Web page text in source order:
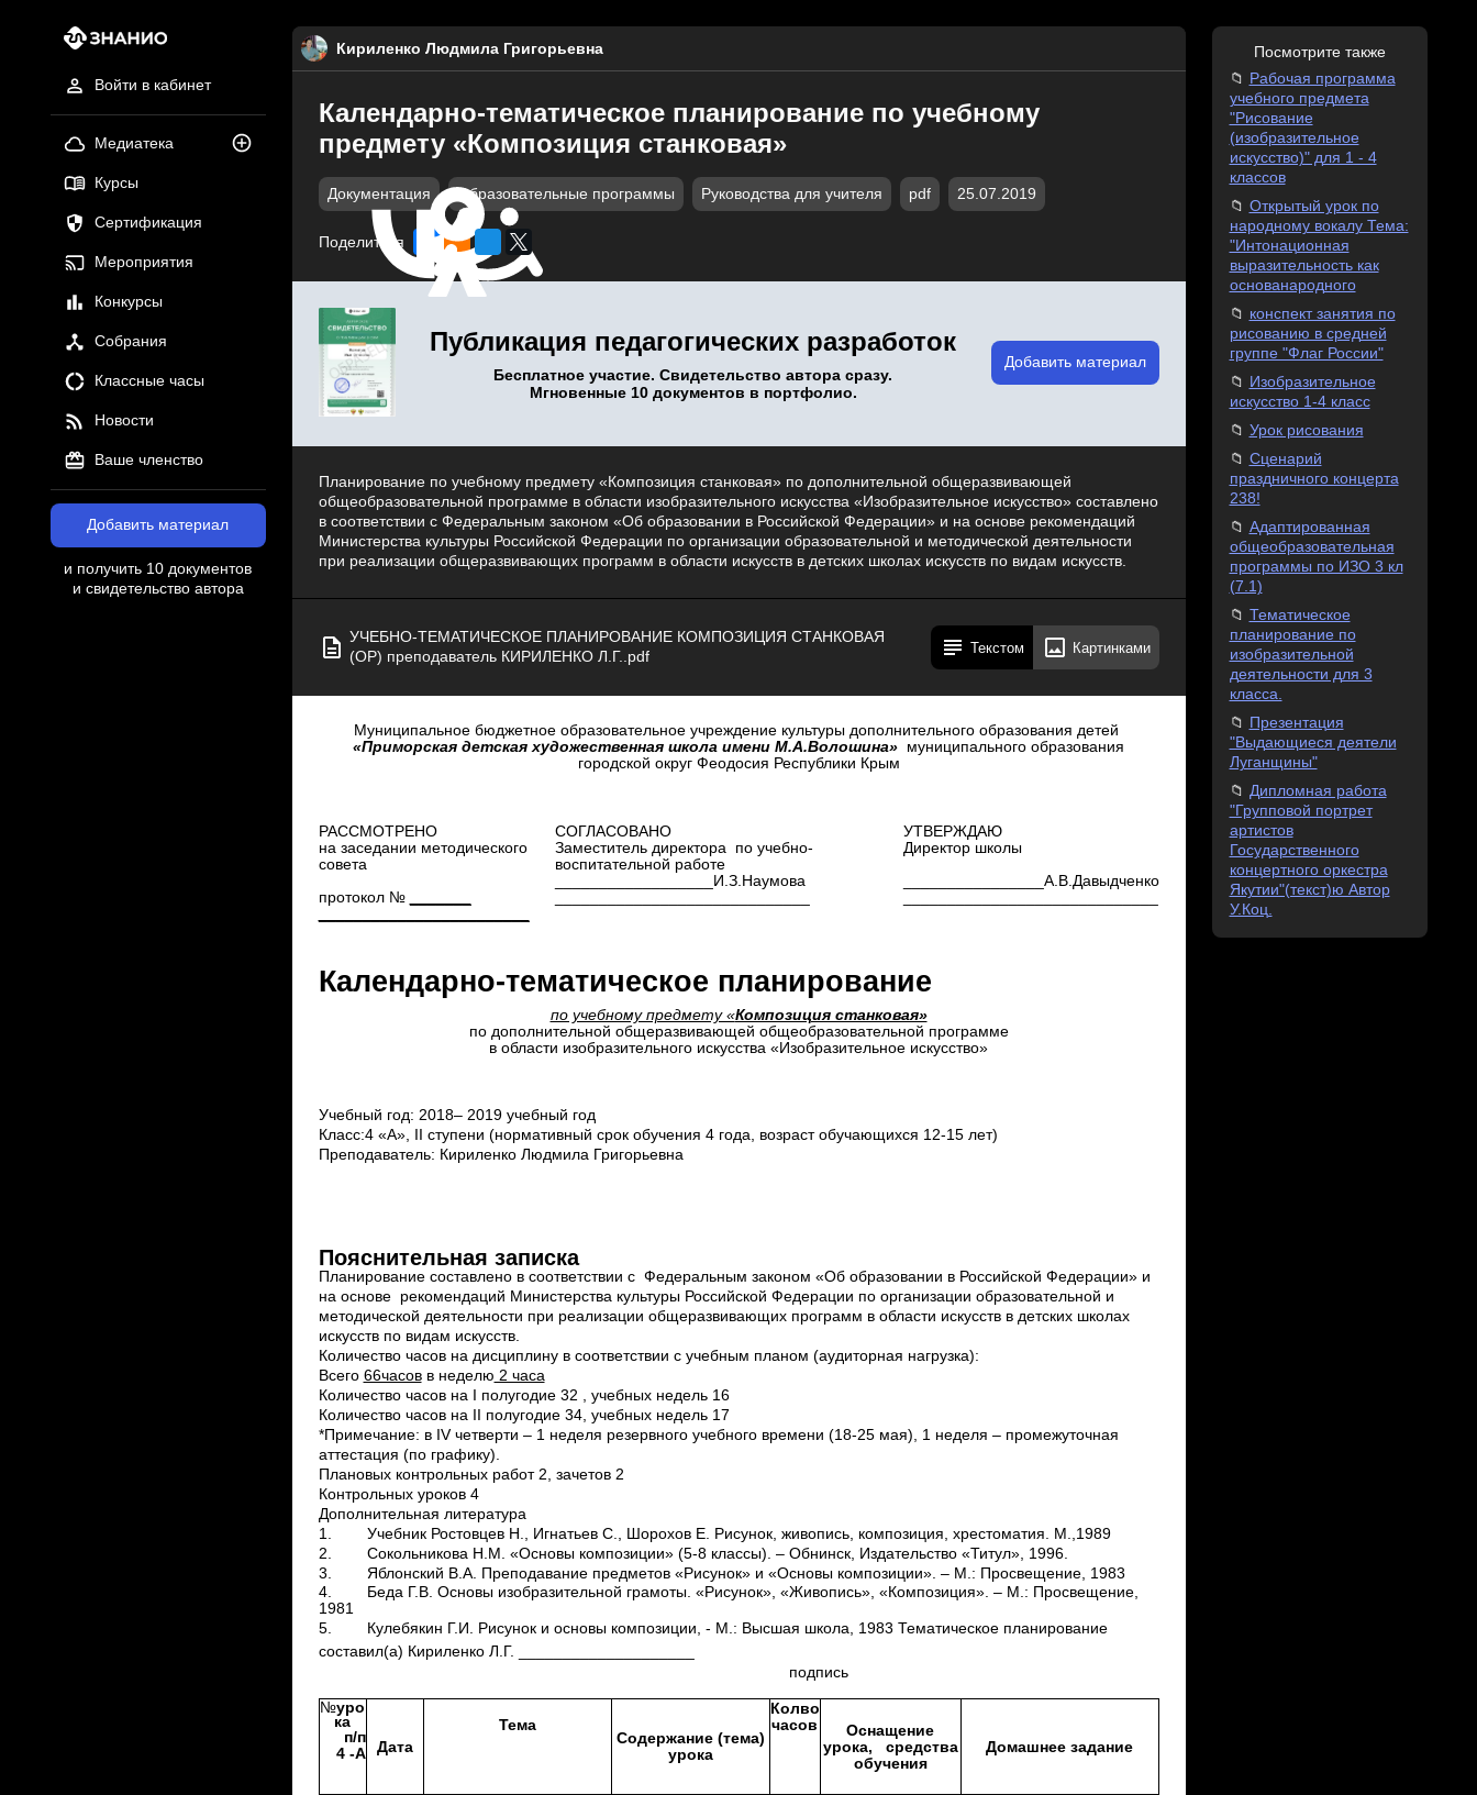
Войти в кабинет
Медиатека
Курсы
Сертификация
Мероприятия
Конкурсы
Собрания
Классные часы
Новости
Ваше членство
Добавить материал
и получить 10 документов
и свидетельство автора
Кириленко Людмила Григорьевна
Календарно-тематическое планирование по учебному
предмету «Композиция станковая»
Документация Образовательные программы Руководства для учителя pdf 25.07.2019
Поделиться
Публикация педагогических разработок
Бесплатное участие. Свидетельство автора сразу.
Мгновенные 10 документов в портфолио.
Добавить материал
Планирование по учебному предмету «Композиция станковая» по дополнительной общеразвивающей
общеобразовательной программе в области изобразительного искусства «Изобразительное искусство» составлено
в соответствии с Федеральным законом «Об образовании в Российской Федерации» и на основе рекомендаций
Министерства культуры Российской Федерации по организации образовательной и методической деятельности
при реализации общеразвивающих программ в области искусств в детских школах искусств по видам искусств.
УЧЕБНО-ТЕМАТИЧЕСКОЕ ПЛАНИРОВАНИЕ КОМПОЗИЦИЯ СТАНКОВАЯ
(ОР) преподаватель КИРИЛЕНКО Л.Г..pdf
Текстом Картинками
Муниципальное бюджетное образовательное учреждение культуры дополнительного образования детей
«Приморская детская художественная школа имени М.А.Волошина» муниципального образования
городской округ Феодосия Республики Крым
РАССМОТРЕНО
на заседании методического
совета
протокол №
СОГЛАСОВАНО
Заместитель директора по учебно-
воспитательной работе
__________________И.З.Наумова
УТВЕРЖДАЮ
Директор школы
________________А.В.Давыдченко
Календарно-тематическое планирование
по учебному предмету «Композиция станковая»
по дополнительной общеразвивающей общеобразовательной программе
в области изобразительного искусства «Изобразительное искусство»
Учебный год: 2018– 2019 учебный год
Класс:4 «А», ΙI ступени (нормативный срок обучения 4 года, возраст обучающихся 12-15 лет)
Преподаватель: Кириленко Людмила Григорьевна
Пояснительная записка
Планирование составлено в соответствии с Федеральным законом «Об образовании в Российской Федерации» и
на основе рекомендаций Министерства культуры Российской Федерации по организации образовательной и
методической деятельности при реализации общеразвивающих программ в области искусств в детских школах
искусств по видам искусств.
Количество часов на дисциплину в соответствии с учебным планом (аудиторная нагрузка):
Всего 66часовв неделю 2 часа
Количество часов на I полугодие 32 , учебных недель 16
Количество часов на II полугодие 34, учебных недель 17
*Примечание: в IV четверти – 1 неделя резервного учебного времени (18-25 мая), 1 неделя – промежуточная
аттестация (по графику).
Плановых контрольных работ 2, зачетов 2
Контрольных уроков 4
Дополнительная литература
1.
Учебник Ростовцев Н., Игнатьев С., Шорохов Е. Рисунок, живопись, композиция, хрестоматия. М.,1989
2.
Сокольникова Н.М. «Основы композиции» (5-8 классы). – Обнинск, Издательство «Титул», 1996.
3.
Яблонский В.А. Преподавание предметов «Рисунок» и «Основы композиции». – М.: Просвещение, 1983
4.
Беда Г.В. Основы изобразительной грамоты. «Рисунок», «Живопись», «Композиция». – М.: Просвещение,
1981
5.
Кулебякин Г.И. Рисунок и основы композиции, - М.: Высшая школа, 1983 Тематическое планирование
составил(а) Кириленко Л.Г. ____________________
подпись
№уро
ка
п/п
4 -А
Дата
Тема
Содержание (тема)
урока
Колво
часов
Оснащение
урока,
средства
обучения
Домашнее задание
Посмотрите также
Рабочая программа
учебного предмета
"Рисование
(изобразительное
искусство)" для 1 - 4
классов
Открытый урок по
народному вокалу Тема:
"Интонационная
выразительность как
основанародного
конспект занятия по
рисованию в средней
группе "Флаг России"
Изобразительное
искусство 1-4 класс
Урок рисования
Сценарий
праздничного концерта
238!
Адаптированная
общеобразовательная
программы по ИЗО 3 кл
(7.1)
Тематическое
планирование по
изобразительной
деятельности для 3
класса.
Презентация
"Выдающиеся деятели
Луганщины"
Дипломная работа
"Групповой портрет
артистов
Государственного
концертного оркестра
Якутии"(текст)ю Автор
У.Коц.